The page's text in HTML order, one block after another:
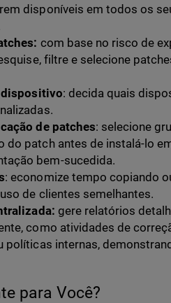
disponíveis em todos os
com base no risco de
filtre e selecione
: decida quais
de patches: selecione
do patch antes de instalá-lo
bem-sucedida.
: economize tempo copiando
de clientes semelhantes.
gere relatórios
como atividades de
políticas internas,
para Você?